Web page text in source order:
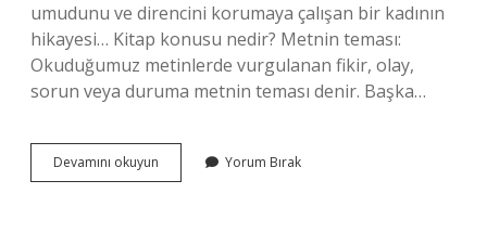
umudunu ve direncini korumaya çalışan bir kadının
hikayesi… Kitap konusu nedir? Metnin teması:
Okuduğumuz metinlerde vurgulanan fikir, olay,
sorun veya duruma metnin teması denir. Başka…
Devamını okuyun
Kitap
Yorum Bırak